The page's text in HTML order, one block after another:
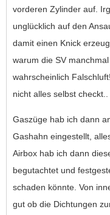
vorderen Zylinder auf.
unglücklich auf den
damit einen Knick
warum die SV
wahrscheinlich
nicht alles selbst checkt..
Gaszüge hab ich dann
Gashahn eingestellt,
Airbox hab ich dann
begutachtet und
schaden könnte. Von
gut ob die Dichtungen